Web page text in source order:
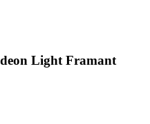
Light Framant